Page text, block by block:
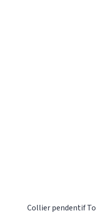
se faire en
30mm). La
comprend
bonne idée de
et sportives. Ces
notre atelier. Ils
dans notre
du Temple dans le
Pour plus
Collier pendentif